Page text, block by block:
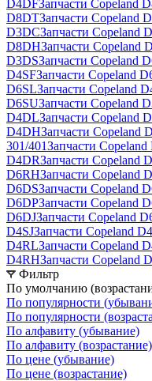
D4DFЗапчасти Copeland
D8DTЗапчасти Copeland
D3DCЗапчасти Copeland
D8DHЗапчасти Copeland
D3DSЗапчасти Copeland
D4SFЗапчасти Copeland
D6SLЗапчасти Copeland
D6SUЗапчасти Copeland
D4DLЗапчасти Copeland
D4DHЗапчасти Copeland
301/401Запчасти Copeland
D4DRЗапчасти Copeland
D6RHЗапчасти Copeland
D6DSЗапчасти Copeland
D6DPЗапчасти Copeland
D6DJЗапчасти Copeland
D4SJЗапчасти Copeland
D4RLЗапчасти Copeland
D4RHЗапчасти Copeland
Фильтр
По умолчанию
По популярности
По популярности
По алфавиту (убывание)
По алфавиту (возрастание)
По цене (убывание)
По цене (возрастание)